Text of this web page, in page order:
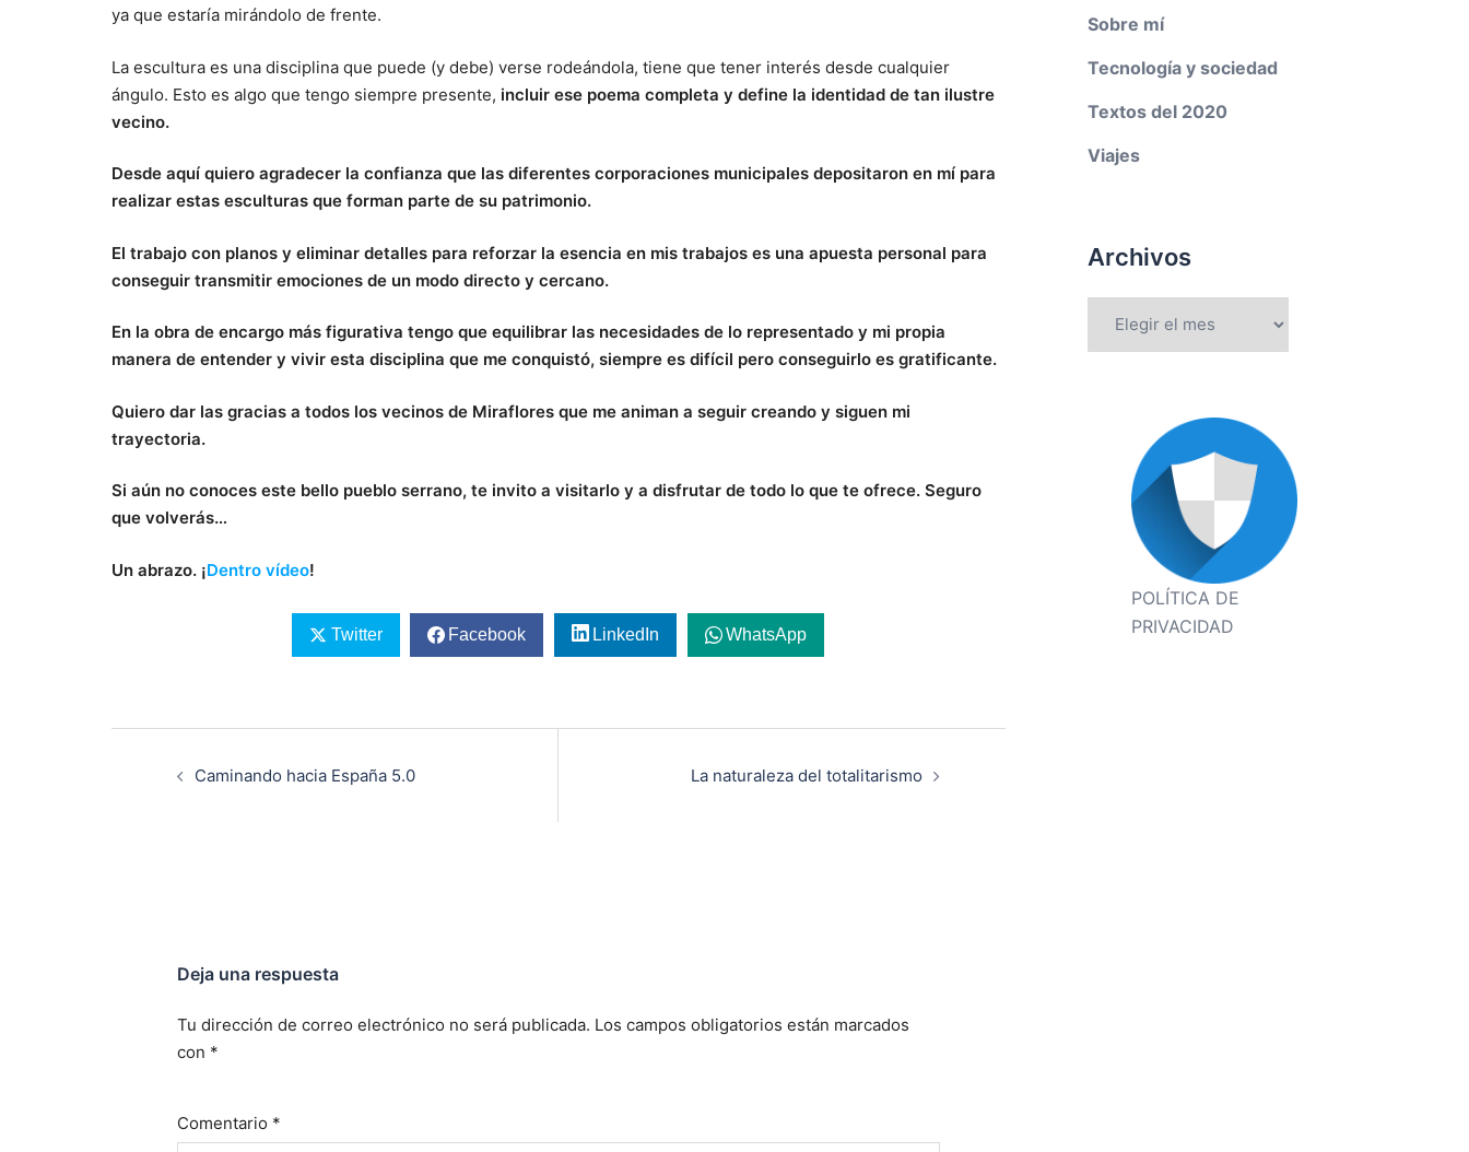
ya que estaría mirándolo de frente.
La escultura es una disciplina que puede (y debe) verse rodeándola, tiene que tener interés desde cualquier
ángulo. Esto es algo que tengo siempre presente, incluir ese poema completa y define la identidad de tan ilustre
vecino.
Desde aquí quiero agradecer la confianza que las diferentes corporaciones municipales depositaron en mí para
realizar estas esculturas que forman parte de su patrimonio.
El trabajo con planos y eliminar detalles para reforzar la esencia en mis trabajos es una apuesta personal para
conseguir transmitir emociones de un modo directo y cercano.
En la obra de encargo más figurativa tengo que equilibrar las necesidades de lo representado y mi propia
manera de entender y vivir esta disciplina que me conquistó, siempre es difícil pero conseguirlo es gratificante.
Quiero dar las gracias a todos los vecinos de Miraflores que me animan a seguir creando y siguen mi
trayectoria.
Si aún no conoces este bello pueblo serrano, te invito a visitarlo y a disfrutar de todo lo que te ofrece. Seguro
que volverás…
Un abrazo. ¡Dentro vídeo!
Twitter Facebook LinkedIn WhatsApp
Caminando hacia España 5.0 La naturaleza del totalitarismo
Deja una respuesta
Tu dirección de correo electrónico no será publicada. Los campos obligatorios están marcados
con *
Comentario *
Sobre mí
Tecnología y sociedad
Textos del 2020
Viajes
Archivos
POLÍTICA DE
PRIVACIDAD